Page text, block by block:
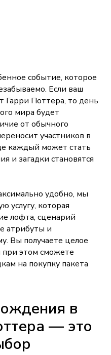
событие, которое
Если ваш
Гарри Поттера, то день
мира будет
от обычного
участников в
каждый может стать
и загадки становятся
удобно, мы
услугу, которая
лофта, сценарий
атрибуты и
Вы получаете целое
этом сможете
на покупку пакета
в
— это